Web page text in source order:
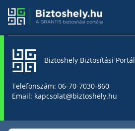
Biztoshely Biztosítási Portál
Telefonszám: 06-70-7030-860
Email: kapcsolat@biztoshely.hu